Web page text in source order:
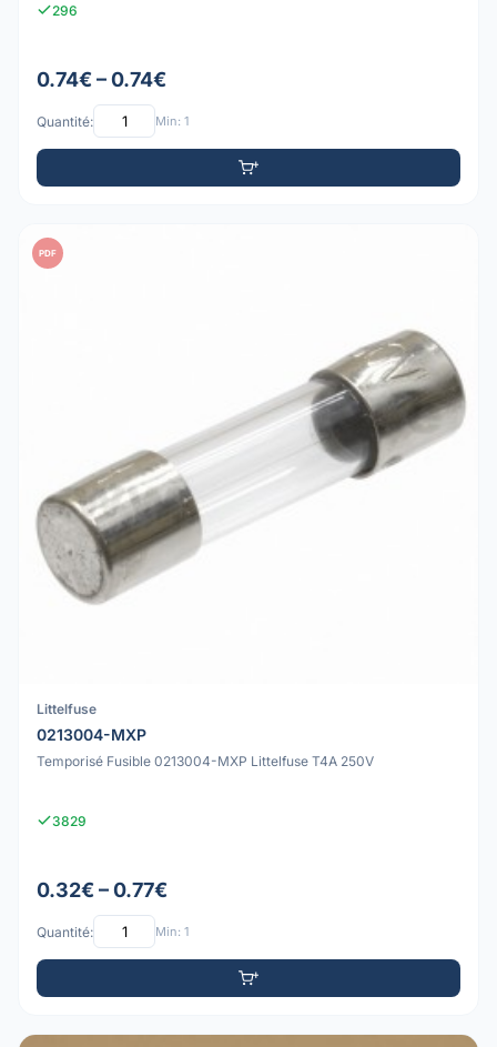
296
0.74€ – 0.74€
Quantité: Min: 1
PDF
Littelfuse
0213004-MXP
Temporisé Fusible 0213004-MXP Littelfuse T4A 250V
3829
0.32€ – 0.77€
Quantité: Min: 1